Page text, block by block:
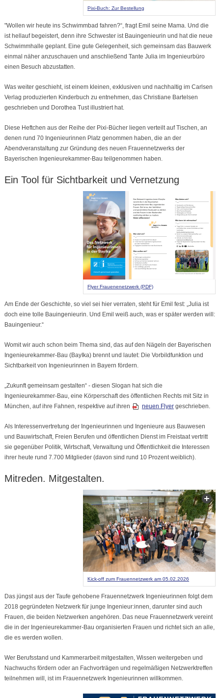
Pixi-Buch: Zur Bestellung
"Wollen wir heute ins Schwimmbad fahren?“, fragt Emil seine Mama. Und die
ist hellauf begeistert, denn ihre Schwester ist Bauingenieurin und hat die neue
Schwimmhalle geplant. Eine gute Gelegenheit, sich gemeinsam das Bauwerk
einmal näher anzuschauen und anschließend Tante Julia im Ingenieurbüro
einen Besuch abzustatten.
Was weiter geschieht, ist einem kleinen, exklusiven und nachhaltig im Carlsen
Verlag produzierten Kinderbuch zu entnehmen, das Christiane Bartelsen
geschrieben und Dorothea Tust illustriert hat.
Diese Heftchen aus der Reihe der Pixi-Bücher liegen verteilt auf Tischen, an
denen rund 70 Ingenieurinnen Platz genommen haben, die an der
Abendveranstaltung zur Gründung des neuen Frauennetzwerks der
Bayerischen Ingenieurekammer-Bau teilgenommen haben.
Ein Tool für Sichtbarkeit und Vernetzung
Flyer Frauenenetzwerk (PDF)
Am Ende der Geschichte, so viel sei hier verraten, steht für Emil fest: „Julia ist
doch eine tolle Bauingenieurin. Und Emil weiß auch, was er später werden will:
Bauingenieur.“
Womit wir auch schon beim Thema sind, das auf den Nägeln der Bayerischen
Ingenieurekammer-Bau (BayIka) brennt und lautet: Die Vorbildfunktion und
Sichtbarkeit von Ingenieurinnen in Bayern fördern.
„Zukunft gemeinsam gestalten“ - diesen Slogan hat sich die
Ingenieurekammer-Bau, eine Körperschaft des öffentlichen Rechts mit Sitz in
München, auf ihre Fahnen, respektive auf ihren
neuen Flyergeschrieben.
Als Interessenvertretung der Ingenieurinnen und Ingenieure aus Bauwesen
und Bauwirtschaft, Freien Berufen und öffentlichen Dienst im Freistaat vertritt
sie gegenüber Politik, Wirtschaft, Verwaltung und Öffentlichkeit die Interessen
ihrer heute rund 7.700 Mitglieder (davon sind rund 10 Prozent weiblich).
Mitreden. Mitgestalten.
Kick-off zum Frauennetzwerk am 05.02.2026
Das jüngst aus der Taufe gehobene Frauennetzwerk Ingenieurinnen folgt dem
2018 gegründeten Netzwerk für junge Ingenieur:innen, darunter sind auch
Frauen, die beiden Netzwerken angehören. Das neue Frauennetzwerk vereint
die in der Ingenieurekammer-Bau organisierten Frauen und richtet sich an alle,
die es werden wollen.
Wer Berufsstand und Kammerarbeit mitgestalten, Wissen weitergeben und
Nachwuchs fördern oder an Fachvorträgen und regelmäßigen Netzwerktreffen
teilnehmen will, ist im Frauennetzwerk Ingenieurinnen willkommen.